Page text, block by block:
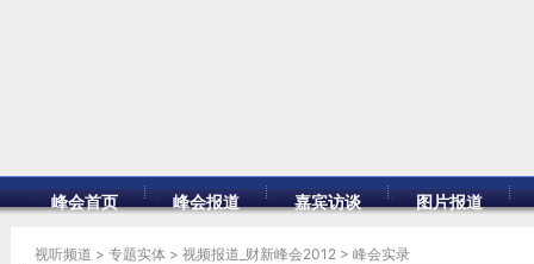
峰会首页 峰会报道 嘉宾访谈 图片报道
视听频道 > 专题实体 > 视频报道_财新峰会2012 > 峰会实录